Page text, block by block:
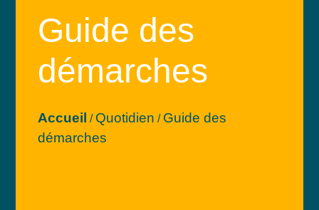
Guide des
démarches
Accueil / Quotidien / Guide des
démarches